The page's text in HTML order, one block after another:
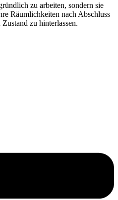
zu arbeiten, sondern sie
Räumlichkeiten nach Abschluss
zu hinterlassen.